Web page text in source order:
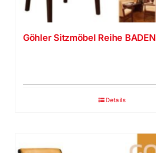
Göhler Sitzmöbel Reihe BADEN
Details